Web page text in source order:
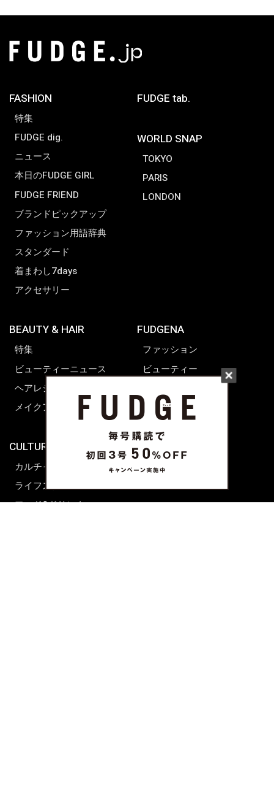
FASHION
特集
FUDGE dig.
ニュース
本日のFUDGE GIRL
FUDGE FRIEND
ブランドピックアップ
ファッション用語辞典
スタンダード
着まわし7days
アクセサリー
FUDGE tab.
WORLD SNAP
TOKYO
PARIS
LONDON
BEAUTY & HAIR
特集
ビューティーニュース
ヘアレシピ ストーリーズ
メイクアップティップス
CULTURE & LIFE
カルチャー
ライフスタイル
フード&ドリンク
FUDGENA
ファッション
ビューティー
ライフスタイル